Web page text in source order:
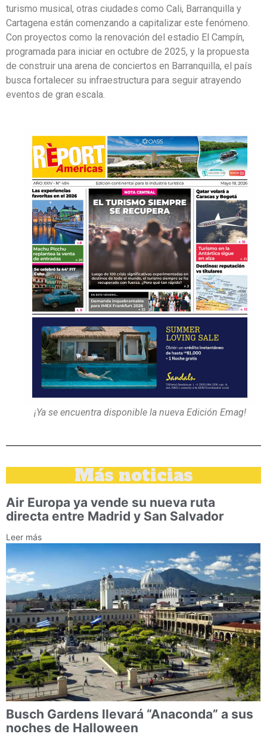
turismo musical, otras ciudades como Cali, Barranquilla y
Cartagena están comenzando a capitalizar este fenómeno.
Con proyectos como la renovación del estadio El Campín,
programada para iniciar en octubre de 2025, y la propuesta
de construir una arena de conciertos en Barranquilla, el país
busca fortalecer su infraestructura para seguir atrayendo
eventos de gran escala.
¡Ya se encuentra disponible la nueva Edición Emag!
Más noticias
Air Europa ya vende su nueva ruta
directa entre Madrid y San Salvador
Leer más
Busch Gardens llevará “Anaconda” a sus
noches de Halloween